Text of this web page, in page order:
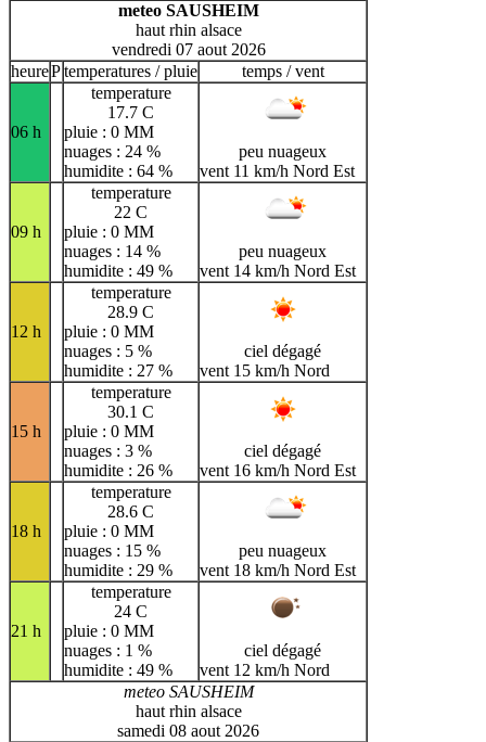
meteo SAUSHEIM
haut rhin alsace
vendredi 07 aout 2026
heurePtemperatures / pluie temps / vent
06 h
temperature
17.7 C
pluie : 0 MM
nuages : 24 %
humidite : 64 %
peu nuageux
vent 11 km/h Nord Est
09 h
temperature
22 C
pluie : 0 MM
nuages : 14 %
humidite : 49 %
peu nuageux
vent 14 km/h Nord Est
12 h
temperature
28.9 C
pluie : 0 MM
nuages : 5 %
humidite : 27 %
ciel dégagé
vent 15 km/h Nord
15 h
temperature
30.1 C
pluie : 0 MM
nuages : 3 %
humidite : 26 %
ciel dégagé
vent 16 km/h Nord Est
18 h
temperature
28.6 C
pluie : 0 MM
nuages : 15 %
humidite : 29 %
peu nuageux
vent 18 km/h Nord Est
21 h
temperature
24 C
pluie : 0 MM
nuages : 1 %
humidite : 49 %
ciel dégagé
vent 12 km/h Nord
meteo SAUSHEIM
haut rhin alsace
samedi 08 aout 2026